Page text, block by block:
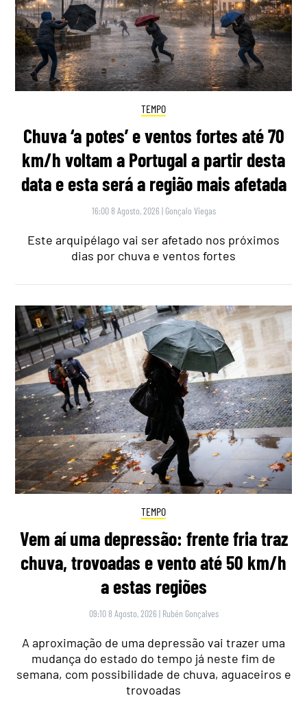
TEMPO
Chuva ‘a potes’ e ventos fortes até 70
km/h voltam a Portugal a partir desta
data e esta será a região mais afetada
16:00 8 Agosto, 2026 | Gonçalo Viegas
Este arquipélago vai ser afetado nos próximos
dias por chuva e ventos fortes
TEMPO
Vem aí uma depressão: frente fria traz
chuva, trovoadas e vento até 50 km/h
a estas regiões
09:10 8 Agosto, 2026 | Rubén Gonçalves
A aproximação de uma depressão vai trazer uma
mudança do estado do tempo já neste fim de
semana, com possibilidade de chuva, aguaceiros e
trovoadas